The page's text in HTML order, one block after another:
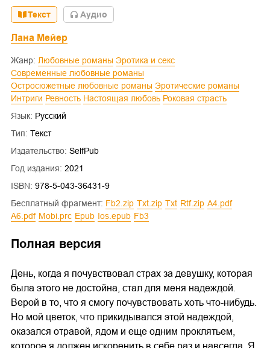
Текст Aудио
Лана Мейер
Жанр: Любовные романы
Эротика и секс
Современные любовные романы
Остросюжетные любовные романы
Эротические романы
Интриги
Ревность Настоящая любовь
Роковая страсть
Язык: Русский
Тип: Текст
Издательство: SelfPub
Год издания: 2021
ISBN: 978-5-043-36431-9
Бесплатный фрагмент:
fb2.zip txt.zip txt rtf.zip
a4.pdf
a6.pdf
mobi.prc epub ios.epub fb3
Полная версия
День, когда я почувствовал страх за девушку, которая
была этого не достойна, стал для меня надеждой.
Верой в то, что я смогу почувствовать хоть что-нибудь.
Но мой цветок, что прикидывался этой надеждой,
оказался отравой, ядом и еще одним проклятьем,